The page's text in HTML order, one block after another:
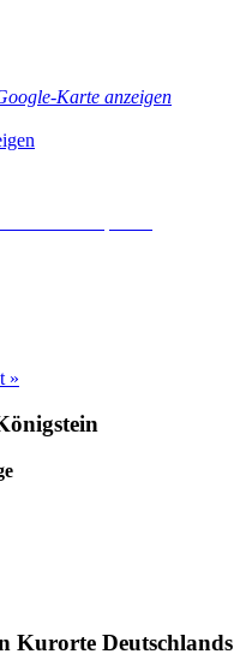
Karte anzeigen
Inhalte entsperren
»
Kurorte Deutschlands